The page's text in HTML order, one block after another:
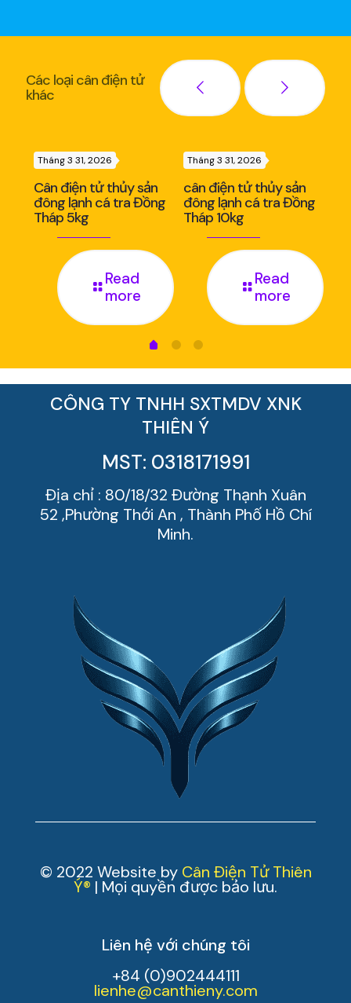
Các loại cân điện tử
khác
Tháng 3 31, 2026
Cân điện tử thủy sản
đông lạnh cá tra Đồng
Tháp 5kg
Read
more
Tháng 3 31, 2026
cân điện tử thủy sản
đông lạnh cá tra Đồng
Tháp 10kg
Read
more
CÔNG TY TNHH SXTMDV XNK
THIÊN Ý
MST: 0318171991
Địa chỉ : 80/18/32 Đường Thạnh Xuân
52 ,Phường Thới An , Thành Phố Hồ Chí
Minh.
© 2022 Website by Cân Điện Tử Thiên
Ý® | Mọi quyền được bảo lưu.
Liên hệ với chúng tôi
+84 (0)902444111
lienhe@canthieny.com